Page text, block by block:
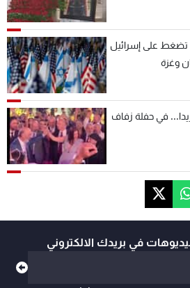
أميركا تضغط على إسرائيل
وغزة
في حفلة زفاف
في بريدك الالكتروني